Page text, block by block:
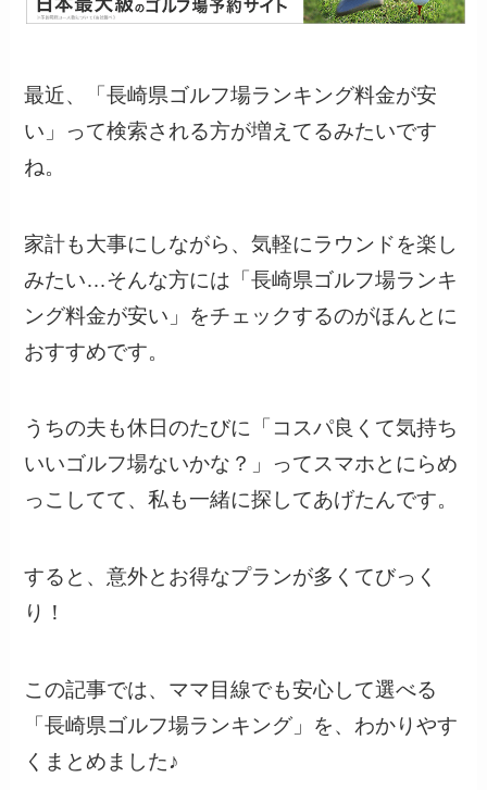
最近、「長崎県ゴルフ場ランキング料金が安
い」って検索される方が増えてるみたいです
ね。
家計も大事にしながら、気軽にラウンドを楽し
みたい…そんな方には「長崎県ゴルフ場ランキ
ング料金が安い」をチェックするのがほんとに
おすすめです。
うちの夫も休日のたびに「コスパ良くて気持ち
いいゴルフ場ないかな？」ってスマホとにらめ
っこしてて、私も一緒に探してあげたんです。
すると、意外とお得なプランが多くてびっく
り！
この記事では、ママ目線でも安心して選べる
「長崎県ゴルフ場ランキング」を、わかりやす
くまとめました♪